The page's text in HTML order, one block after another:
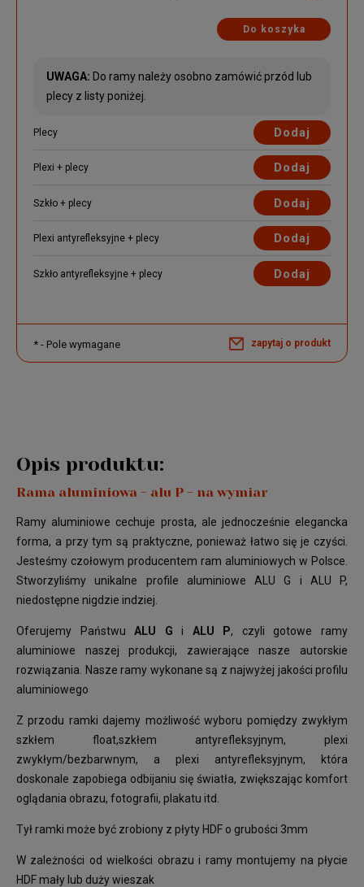
Do koszyka
UWAGA: Do ramy należy osobno zamówić przód lub
plecy z listy poniżej.
Plecy Dodaj
Plexi + plecy Dodaj
Szkło + plecy Dodaj
Plexi antyrefleksyjne + plecy Dodaj
Szkło antyrefleksyjne + plecy Dodaj
* - Pole wymagane zapytaj o produkt
Opis produktu:
Rama aluminiowa - alu P - na wymiar
Ramy aluminiowe cechuje prosta, ale jednocześnie elegancka
forma, a przy tym są praktyczne, ponieważ łatwo się je czyści.
Jesteśmy czołowym producentem ram aluminiowych w Polsce.
Stworzyliśmy unikalne profile aluminiowe ALU G i ALU P,
niedostępne nigdzie indziej.
Oferujemy PaństwuALU G i ALU P, czyli gotowe ramy
aluminiowe naszej produkcji, zawierające nasze autorskie
rozwiązania. Nasze ramy wykonane są z najwyżej jakości profilu
aluminiowego
Z przodu ramki dajemy możliwość wyboru pomiędzy zwykłym
szkłem float,szkłem antyrefleksyjnym, plexi
zwykłym/bezbarwnym, a plexi antyrefleksyjnym, która
doskonale zapobiega odbijaniu się światła, zwiększając komfort
oglądania obrazu, fotografii, plakatu itd.
Tył ramki może być zrobiony z płyty HDF o grubości 3mm
W zależności od wielkości obrazu i ramy montujemy na płycie
HDF mały lub duży wieszak